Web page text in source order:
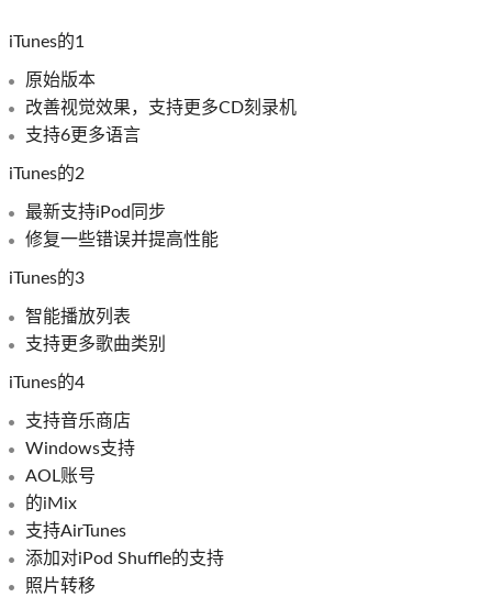
iTunes的1
原始版本
改善视觉效果，支持更多CD刻录机
支持6更多语言
iTunes的2
最新支持iPod同步
修复一些错误并提高性能
iTunes的3
智能播放列表
支持更多歌曲类别
iTunes的4
支持音乐商店
Windows支持
AOL账号
的iMix
支持AirTunes
添加对iPod Shuffle的支持
照片转移